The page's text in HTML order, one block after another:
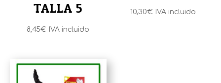
TALLA 5
8,45€ IVA incluido
10,30€ IVA incluido